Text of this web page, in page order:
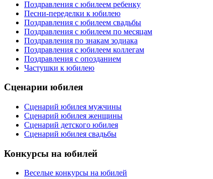
Поздравления с юбилеем ребенку
Песни-переделки к юбилею
Поздравления с юбилеем свадьбы
Поздравления с юбилеем по месяцам
Поздравления по знакам зодиака
Поздравления с юбилеем коллегам
Поздравления с опозданием
Частушки к юбилею
Сценарии юбилея
Сценарий юбилея мужчины
Сценарий юбилея женщины
Сценарий детского юбилея
Сценарий юбилея свадьбы
Конкурсы на юбилей
Веселые конкурсы на юбилей